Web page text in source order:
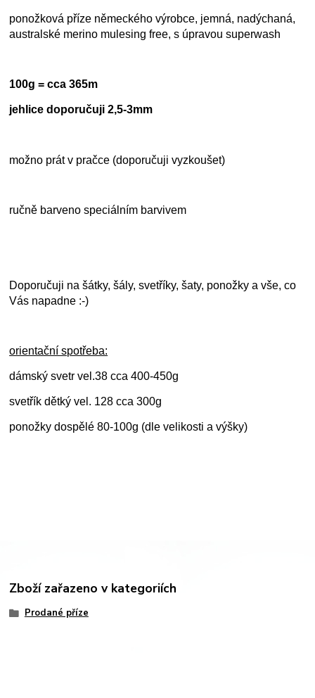
ponožková příze německého výrobce, jemná, nadýchaná,
australské merino mulesing free, s úpravou superwash
100g = cca 365m
jehlice doporučuji 2,5-3mm
možno prát v pračce (doporučuji vyzkoušet)
ručně barveno speciálním barvivem
Doporučuji na šátky, šály, svetříky, šaty, ponožky a vše, co
Vás napadne :-)
orientační spotřeba:
dámský svetr vel.38 cca 400-450g
svetřík dětký vel. 128 cca 300g
ponožky dospělé 80-100g (dle velikosti a výšky)
Zboží zařazeno v kategoriích
Prodané příze